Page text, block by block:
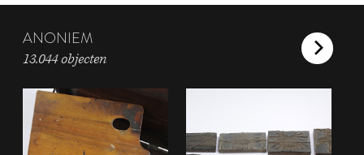
ANONIEM
13.044 objecten